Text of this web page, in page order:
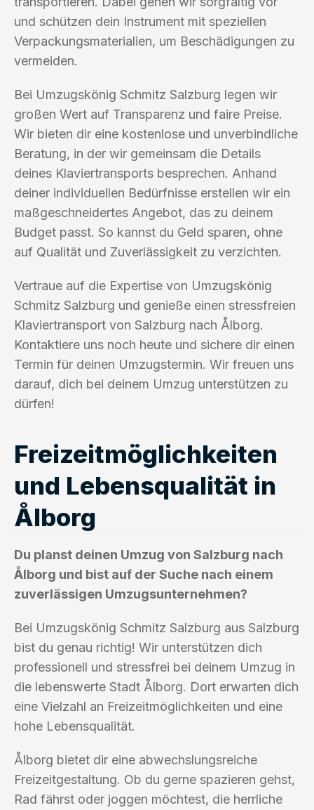
und schützen dein Instrument mit speziellen
Verpackungsmaterialien, um Beschädigungen zu
vermeiden.
Bei Umzugskönig Schmitz Salzburg legen wir
großen Wert auf Transparenz und faire Preise.
Wir bieten dir eine kostenlose und unverbindliche
Beratung, in der wir gemeinsam die Details
deines Klaviertransports besprechen. Anhand
deiner individuellen Bedürfnisse erstellen wir ein
maßgeschneidertes Angebot, das zu deinem
Budget passt. So kannst du Geld sparen, ohne
auf Qualität und Zuverlässigkeit zu verzichten.
Vertraue auf die Expertise von Umzugskönig
Schmitz Salzburg und genieße einen stressfreien
Klaviertransport von Salzburg nach Ålborg.
Kontaktiere uns noch heute und sichere dir einen
Termin für deinen Umzugstermin. Wir freuen uns
darauf, dich bei deinem Umzug unterstützen zu
dürfen!
Freizeitmöglichkeiten
und Lebensqualität in
Ålborg
Du planst deinen Umzug von Salzburg nach
Ålborg und bist auf der Suche nach einem
zuverlässigen Umzugsunternehmen?
Bei Umzugskönig Schmitz Salzburg aus Salzburg
bist du genau richtig! Wir unterstützen dich
professionell und stressfrei bei deinem Umzug in
die lebenswerte Stadt Ålborg. Dort erwarten dich
eine Vielzahl an Freizeitmöglichkeiten und eine
hohe Lebensqualität.
Ålborg bietet dir eine abwechslungsreiche
Freizeitgestaltung. Ob du gerne spazieren gehst,
Rad fährst oder joggen möchtest, die herrliche